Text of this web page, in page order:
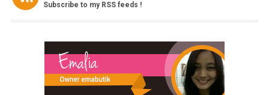
Subscribe to my RSS feeds !